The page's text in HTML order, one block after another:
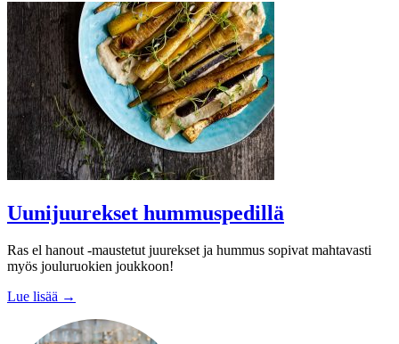
Uunijuurekset hummuspedillä
Ras el hanout -maustetut juurekset ja hummus sopivat mahtavasti
myös jouluruokien joukkoon!
Lue lisää →